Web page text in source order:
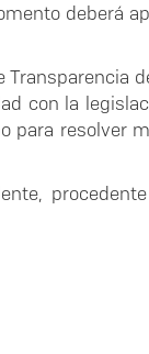
deberá
con la
para resolver